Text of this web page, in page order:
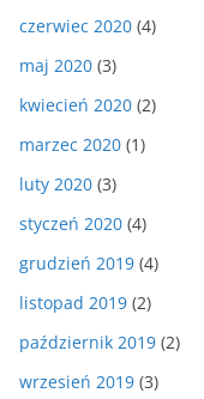
czerwiec 2020 (4)
maj 2020 (3)
kwiecień 2020 (2)
marzec 2020 (1)
luty 2020 (3)
styczeń 2020 (4)
grudzień 2019 (4)
listopad 2019 (2)
październik 2019 (2)
wrzesień 2019 (3)